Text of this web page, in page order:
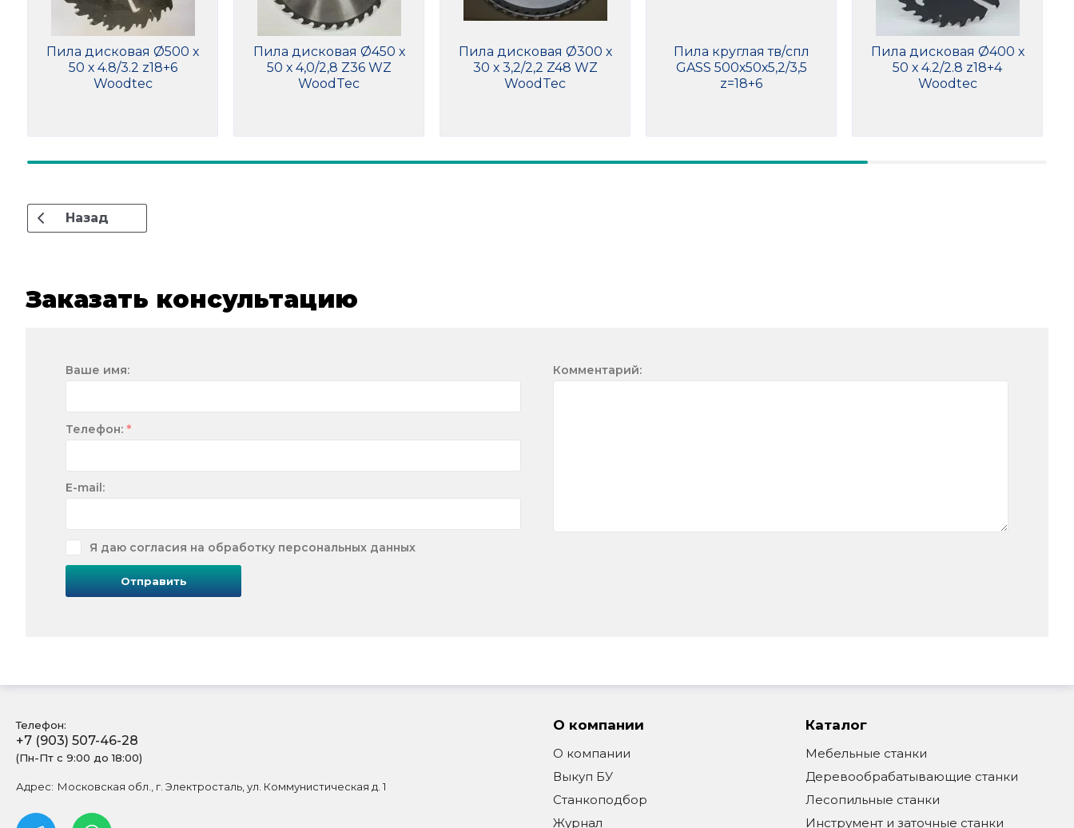
Пила дисковая Ø500 х
50 х 4.8/3.2 z18+6
Woodtec
Пила дисковая Ø450 х
50 х 4,0/2,8 Z36 WZ
WoodTec
Пила дисковая Ø300 х
30 х 3,2/2,2 Z48 WZ
WoodTec
Пила круглая тв/спл
GASS 500х50х5,2/3,5
z=18+6
Пила дисковая Ø400 х
50 х 4.2/2.8 z18+4
Woodtec
Назад
Заказать консультацию
Ваше имя:
Телефон: *
E-mail:
Я даю согласия на обработку персональных данных
Комментарий:
Отправить
Телефон:
+7 (903) 507-46-28
(Пн-Пт с 9:00 до 18:00)
Адрес: Московская обл., г. Электросталь, ул. Коммунистическая д. 1
О компании
О компании
Выкуп БУ
Станкоподбор
Журнал
Каталог
Мебельные станки
Деревообрабатывающие станки
Лесопильные станки
Инструмент и заточные станки